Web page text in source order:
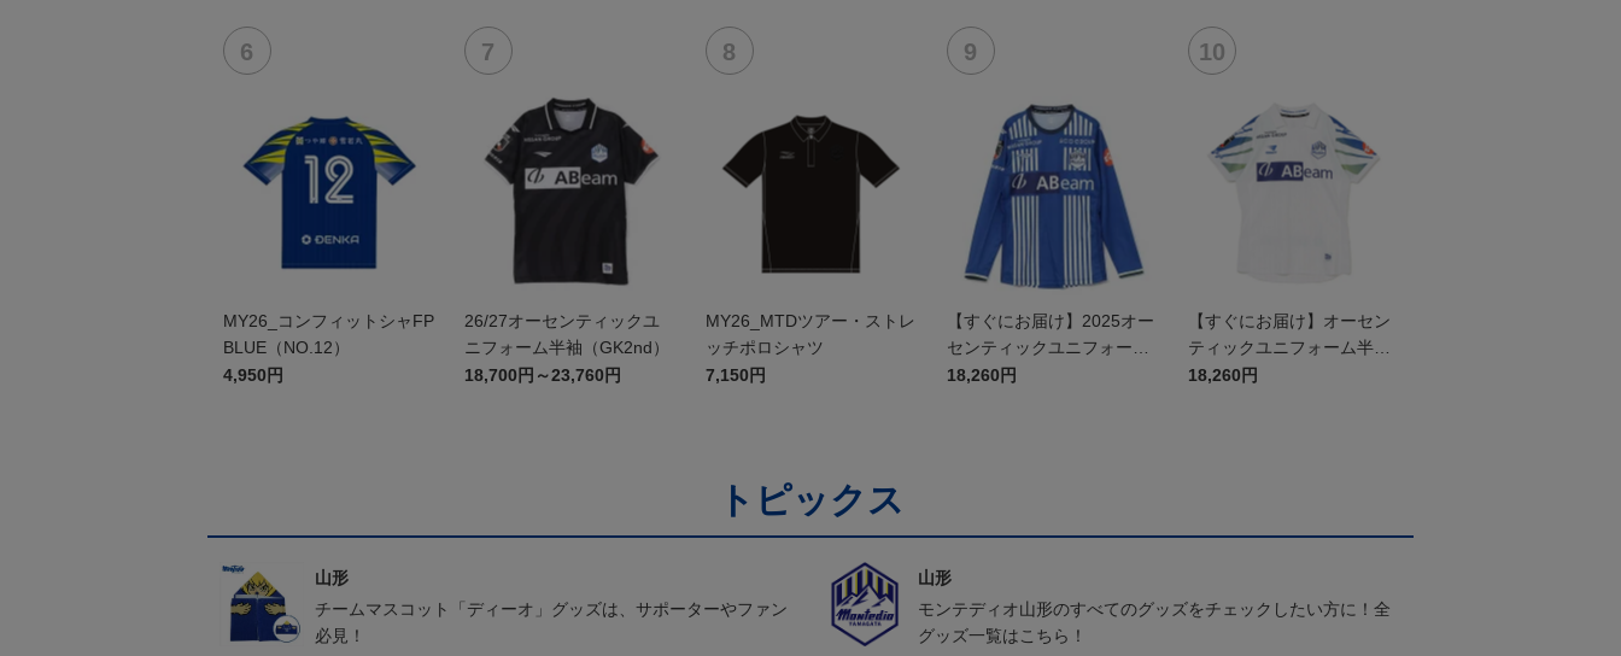
MY26_コンフィットシャFP
BLUE（NO.12）
4,950円
26/27オーセンティックユ
ニフォーム半袖（GK2nd）
18,700円～23,760円
MY26_MTDツアー・ストレ
ッチポロシャツ
7,150円
【すぐにお届け】2025オー
センティックユニフォーム
FP1st（長袖）
18,260円
【すぐにお届け】オーセン
ティックユニフォーム半袖
（2026百年構想リーグ）F
18,260円
トピックス
山形
チームマスコット「ディーオ」グッズは、サポーターやファン
必見！
山形
モンテディオ山形のすべてのグッズをチェックしたい方に！全
グッズ一覧はこちら！